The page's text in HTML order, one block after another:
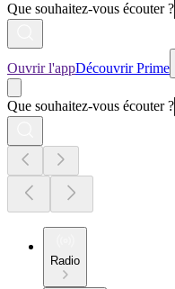
Que souhaitez-vous écouter ?
Ouvrir l'appDécouvrir Prime
Que souhaitez-vous écouter ?
Radio